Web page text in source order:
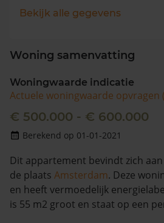
Bekijk alle gegevens
Woning samenvatting
Woningwaarde indicatie
Actuele woningwaarde opvragen
€ 500.000 - € 600.000
Berekend op 01-01-2021
Dit appartement bevindt zich
de plaats Amsterdam. Deze
en heeft vermoedelijk
is 55 m2 groot en staat op een